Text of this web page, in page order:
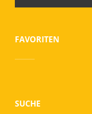
FAVORITEN
SUCHE